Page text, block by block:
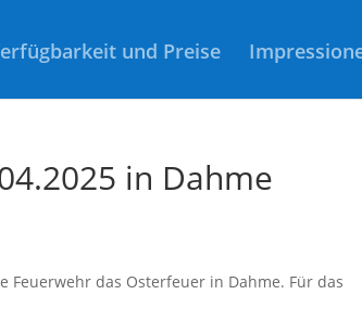
und Preise
in Dahme
Feuerwehr das Osterfeuer in Dahme. Für das